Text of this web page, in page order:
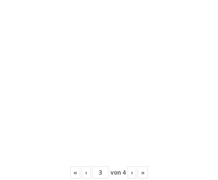
« ‹ von 4 › »